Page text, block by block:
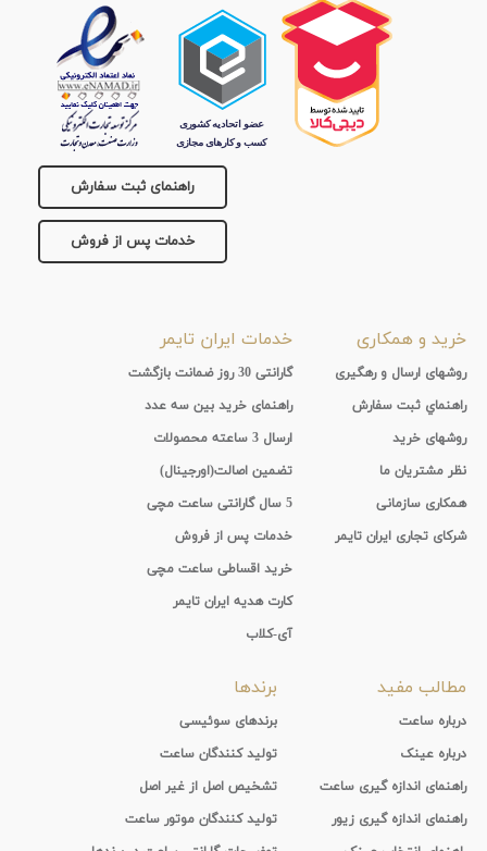
راهنمای ثبت سفارش
خدمات پس از فروش
خرید و همکاری
روشهای ارسال و رهگیری
راهنماي ثبت سفارش
روشهای خرید
نظر مشتریان ما
همکاری سازمانی
شرکای تجاری ایران تایمر
خدمات ایران تایمر
گارانتی 30 روز ضمانت بازگشت
راهنمای خرید بین سه عدد
ارسال 3 ساعته محصولات
تضمین اصالت(اورجینال)
5 سال گارانتی ساعت مچی
خدمات پس از فروش
خرید اقساطی ساعت مچی
کارت هدیه ایران تایمر
آی-کلاب
مطالب مفید
درباره ساعت
درباره عینک
راهنمای اندازه گیری ساعت
راهنمای اندازه گیری زیور
برندها
برندهای سوئیسی
تولید کنندگان ساعت
تشخیص اصل از غیر اصل
تولید کنندگان موتور ساعت